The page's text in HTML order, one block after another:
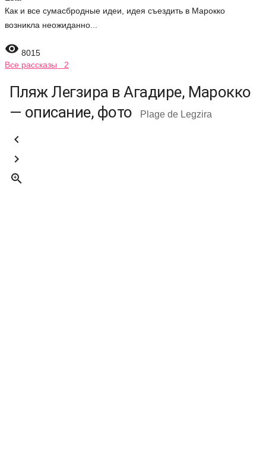
Как и все сумасбродные идеи, идея съездить в Марокко
возникла неожиданно...
 8015
Все рассказы 2
Пляж Легзира в Агадире, Марокко
— описание, фото
Plage de Legzira


